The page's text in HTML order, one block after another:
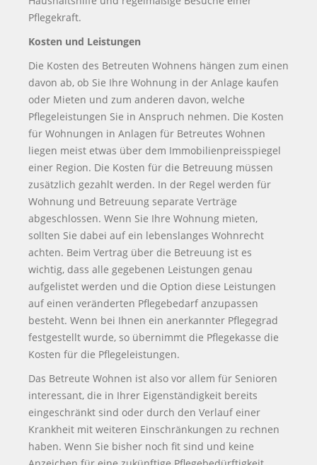
Pflegekraft.
Kosten und Leistungen
Die Kosten des Betreuten Wohnens hängen zum einen
davon ab, ob Sie Ihre Wohnung in der Anlage kaufen
oder Mieten und zum anderen davon, welche
Pflegeleistungen Sie in Anspruch nehmen. Die Kosten
für Wohnungen in Anlagen für Betreutes Wohnen
liegen meist etwas über dem Immobilienpreisspiegel
einer Region. Die Kosten für die Betreuung müssen
zusätzlich gezahlt werden. In der Regel werden für
Wohnung und Betreuung separate Verträge
abgeschlossen. Wenn Sie Ihre Wohnung mieten,
sollten Sie dabei auf ein lebenslanges Wohnrecht
achten. Beim Vertrag über die Betreuung ist es
wichtig, dass alle gegebenen Leistungen genau
aufgelistet werden und die Option diese Leistungen
auf einen veränderten Pflegebedarf anzupassen
besteht. Wenn bei Ihnen ein anerkannter Pflegegrad
festgestellt wurde, so übernimmt die Pflegekasse die
Kosten für die Pflegeleistungen.
Das Betreute Wohnen ist also vor allem für Senioren
interessant, die in Ihrer Eigenständigkeit bereits
eingeschränkt sind oder durch den Verlauf einer
Krankheit mit weiteren Einschränkungen zu rechnen
haben. Wenn Sie bisher noch fit sind und keine